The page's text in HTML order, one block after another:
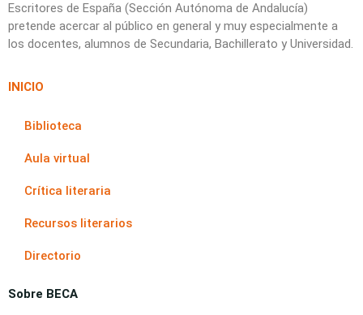
Escritores de España (Sección Autónoma de Andalucía)
pretende acercar al público en general y muy especialmente a
los docentes, alumnos de Secundaria, Bachillerato y Universidad.
INICIO
Biblioteca
Aula virtual
Crítica literaria
Recursos literarios
Directorio
Sobre BECA